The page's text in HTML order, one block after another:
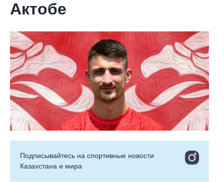
Актобе
Подписывайтесь на cпортивные новости
Казахстана и мира